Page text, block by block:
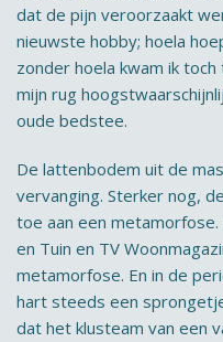
dat de pijn veroorzaakt
nieuwste hobby; hoela
zonder hoela kwam ik
mijn rug
oude bedstee.
De lattenbodem uit de
vervanging. Sterker nog,
toe aan een
en Tuin en TV
metamorfose. En in de
hart steeds een
dat het klusteam van een